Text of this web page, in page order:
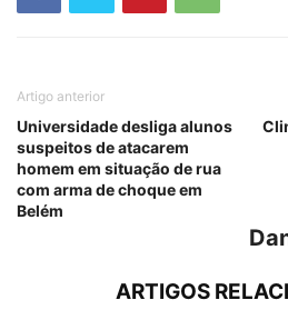
Artigo anterior
Universidade desliga alunos
suspeitos de atacarem
homem em situação de rua
com arma de choque em
Belém
ARTIGOS